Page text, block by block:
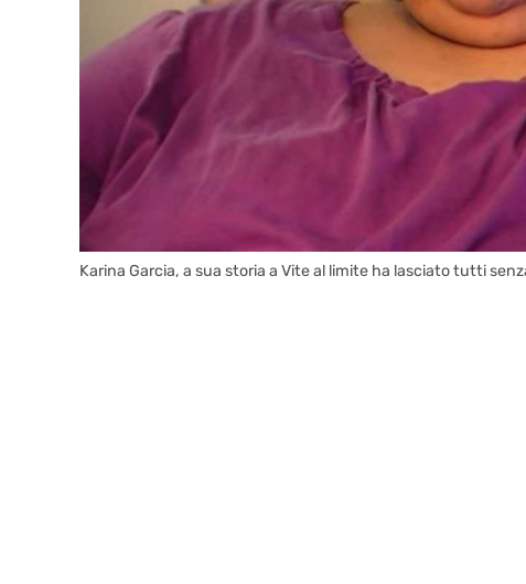
Karina Garcia, a sua storia a Vite al limite ha lasciato tutti